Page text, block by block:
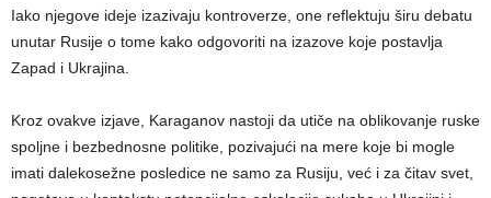
Iako njegove ideje izazivaju kontroverze, one reflektuju širu debatu
unutar Rusije o tome kako odgovoriti na izazove koje postavlja
Zapad i Ukrajina.
Kroz ovakve izjave, Karaganov nastoji da utiče na oblikovanje ruske
spoljne i bezbednosne politike, pozivajući na mere koje bi mogle
imati dalekosežne posledice ne samo za Rusiju, već i za čitav svet,